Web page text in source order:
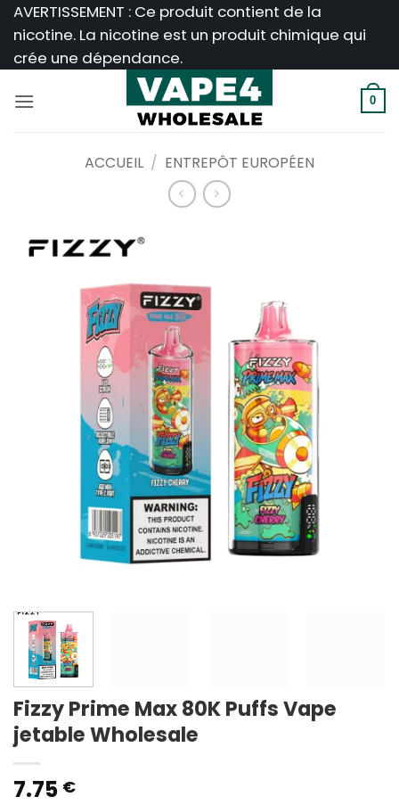
Passer
au
contenu
AVERTISSEMENT : Ce produit contient de la
nicotine. La nicotine est un produit chimique qui
crée une dépendance.
0
ACCUEIL / ENTREPÔT EUROPÉEN
Fizzy Prime Max 80K Puffs Vape
jetable Wholesale
7.75 €